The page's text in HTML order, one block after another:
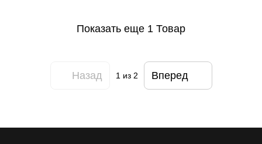
Показать еще 1 Товар
Назад 1из 2 Вперед